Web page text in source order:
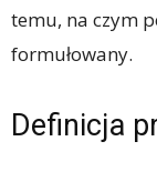
temu, na czym
formułowany.
Definicja